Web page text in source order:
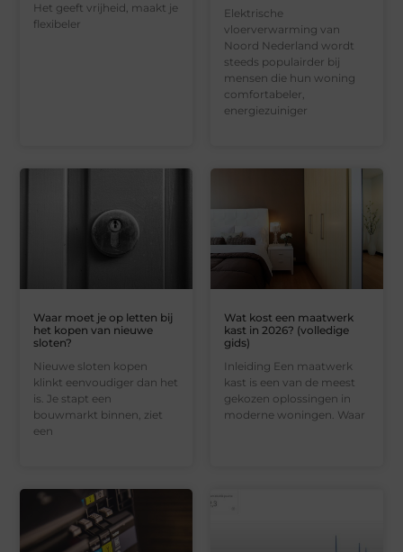
Het geeft vrijheid, maakt je
flexibeler
Elektrische
vloerverwarming van
Noord Nederland wordt
steeds populairder bij
mensen die hun woning
comfortabeler,
energiezuiniger
Waar moet je op letten bij
het kopen van nieuwe
sloten?
Nieuwe sloten kopen
klinkt eenvoudiger dan het
is. Je stapt een
bouwmarkt binnen, ziet
een
Wat kost een maatwerk
kast in 2026? (volledige
gids)
Inleiding Een maatwerk
kast is een van de meest
gekozen oplossingen in
moderne woningen. Waar